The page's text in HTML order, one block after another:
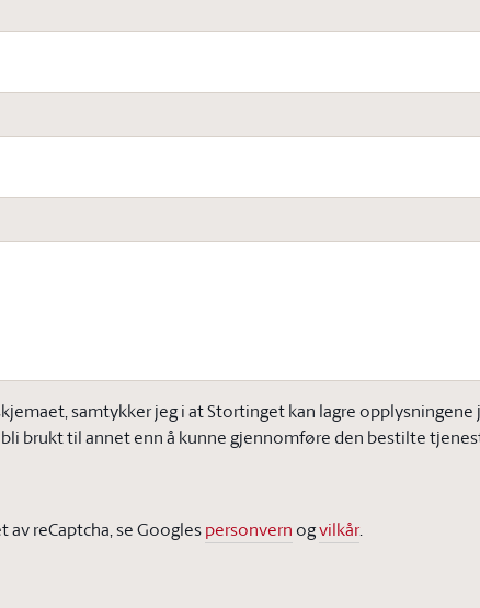
samtykker jeg i at Stortinget kan lagre
brukt til annet enn å kunne gjennomføre den bestilte
reCaptcha, se Googlespersonvern ogvilkår.